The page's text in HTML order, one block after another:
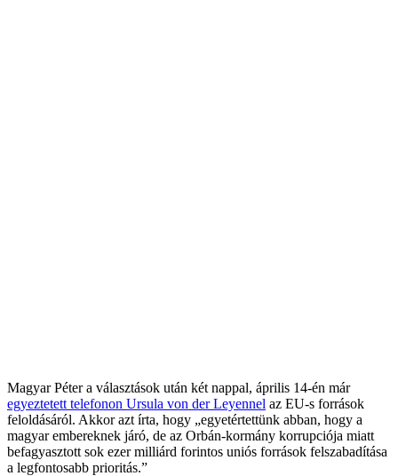
Magyar Péter a választások után két nappal, április 14-én már
egyeztetett telefonon Ursula von der Leyennel az EU-s források
feloldásáról. Akkor azt írta, hogy „egyetértettünk abban, hogy a
magyar embereknek járó, de az Orbán-kormány korrupciója miatt
befagyasztott sok ezer milliárd forintos uniós források felszabadítása
a legfontosabb prioritás.”